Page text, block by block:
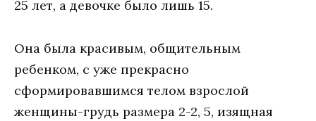
25 лет, а девочке было лишь 15.
Она была красивым, общительным
ребенком, с уже прекрасно
сформировавшимся телом взрослой
женщины-грудь размера 2-2, 5, изящная